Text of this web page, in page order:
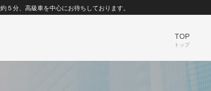
５分、高級車を中心にお待ちしております。
TOP
トップ